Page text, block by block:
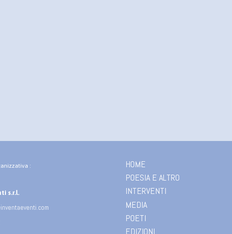
:
s.r.l.
HOME
POESIA E ALTRO
INTERVENTI
MEDIA
POETI
EDIZIONI